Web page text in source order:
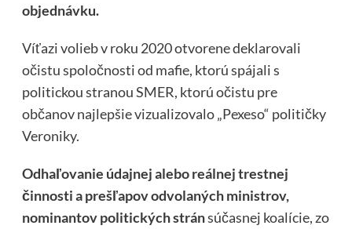
objednávku.
Víťazi volieb v roku 2020 otvorene deklarovali
očistu spoločnosti od mafie, ktorú spájali s
politickou stranou SMER, ktorú očistu pre
občanov najlepšie vizualizovalo „Pexeso“ političky
Veroniky.
Odhaľovanie údajnej alebo reálnej trestnej
činnosti a prešľapov odvolaných ministrov,
nominantov politických stránsúčasnej koalície, zo